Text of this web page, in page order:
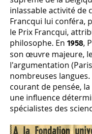
inlassable activité de
Francqui lui conféra,
le Prix Francqui,
philosophe. En 1958,
son œuvre majeure,
l'argumentation
nombreuses
courant de pensée,
une influence
spécialistes des